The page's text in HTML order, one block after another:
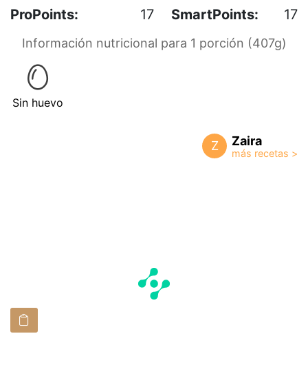
ProPoints:
17 SmartPoints: 17
Información nutricional para 1 porción (407g)
Sin huevo
Z Zaira